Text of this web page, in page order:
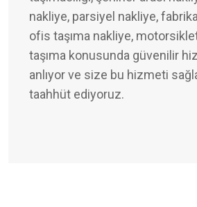
nakliye, parsiyel nakliye, fabrika
ofis taşıma nakliye,
taşıma konusunda güvenilir
anlıyor ve size bu hizmeti
taahhüt ediyoruz.